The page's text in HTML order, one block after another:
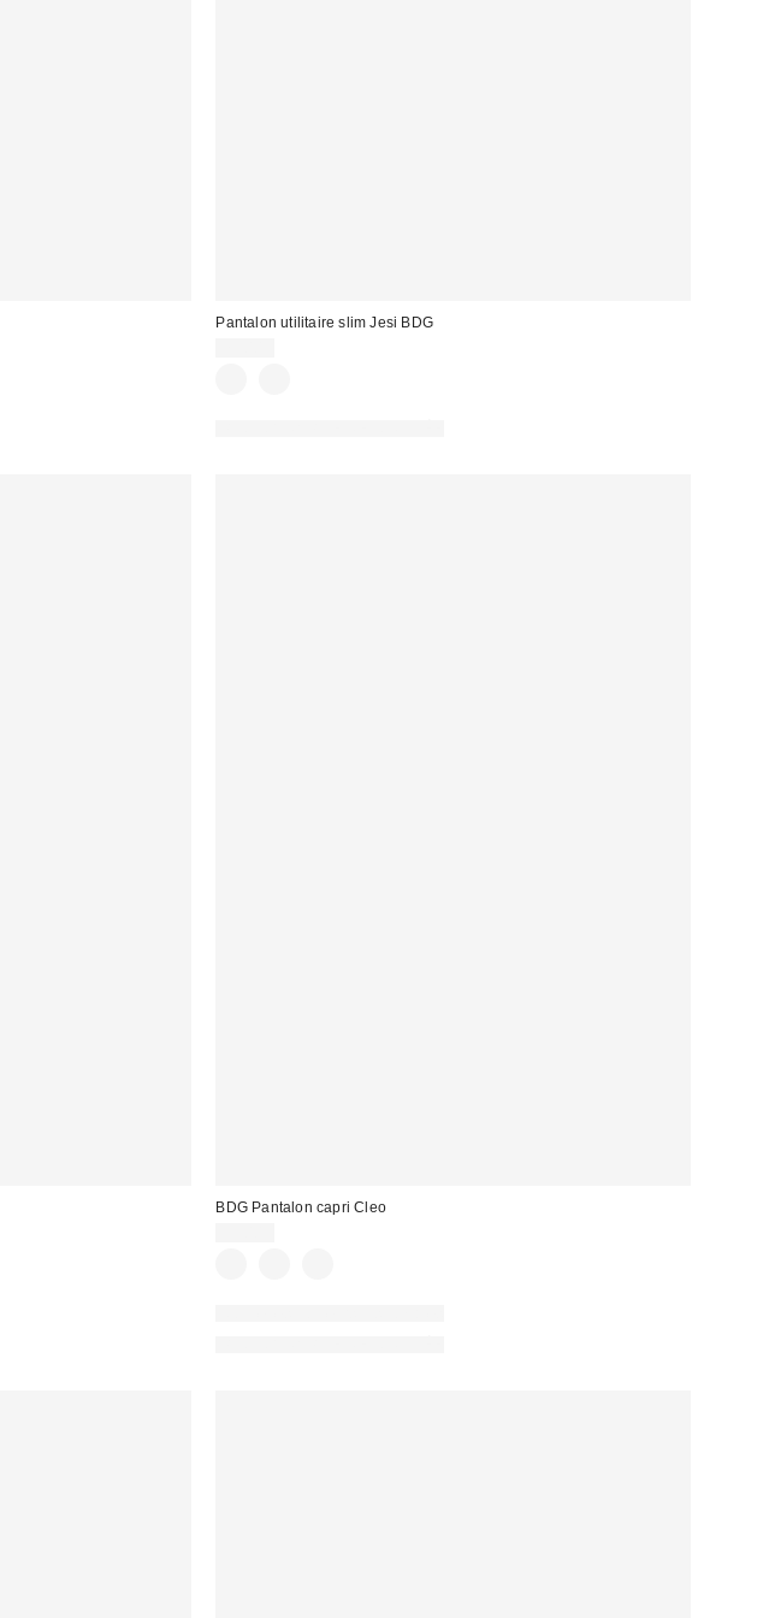
Pantalon utilitaire slim Jesi BDG
BDG Pantalon capri Cleo